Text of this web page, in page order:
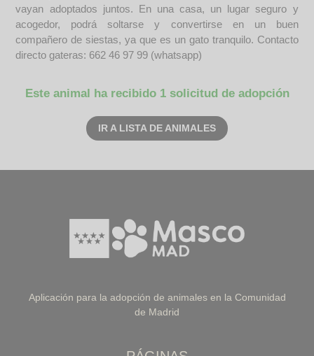
vayan adoptados juntos. En una casa, un lugar seguro y
acogedor, podrá soltarse y convertirse en un buen
compañero de siestas, ya que es un gato tranquilo. Contacto
directo gateras: 662 46 97 99 (whatsapp)
Este animal ha recibido 1 solicitud de adopción
IR A LISTA DE ANIMALES
Aplicación para la adopción de animales en la Comunidad
de Madrid